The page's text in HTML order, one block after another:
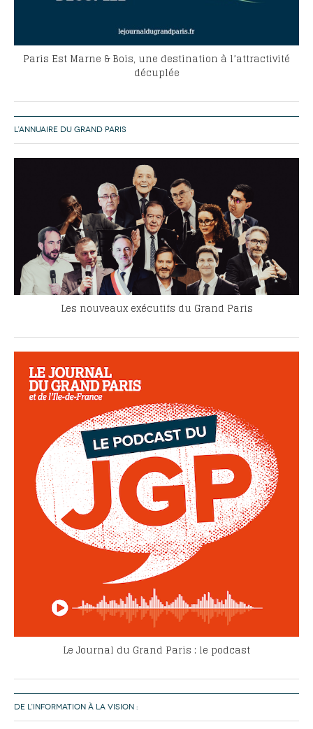
Paris Est Marne & Bois, une destination à l’attractivité
décuplée
L’ANNUAIRE DU GRAND PARIS
Les nouveaux exécutifs du Grand Paris
Le Journal du Grand Paris : le podcast
DE L’INFORMATION À LA VISION :